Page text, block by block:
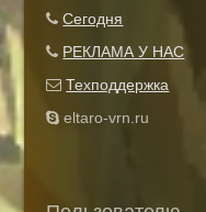
Сегодня
РЕКЛАМА У НАС
Техподдержка
eltaro-vrn.ru